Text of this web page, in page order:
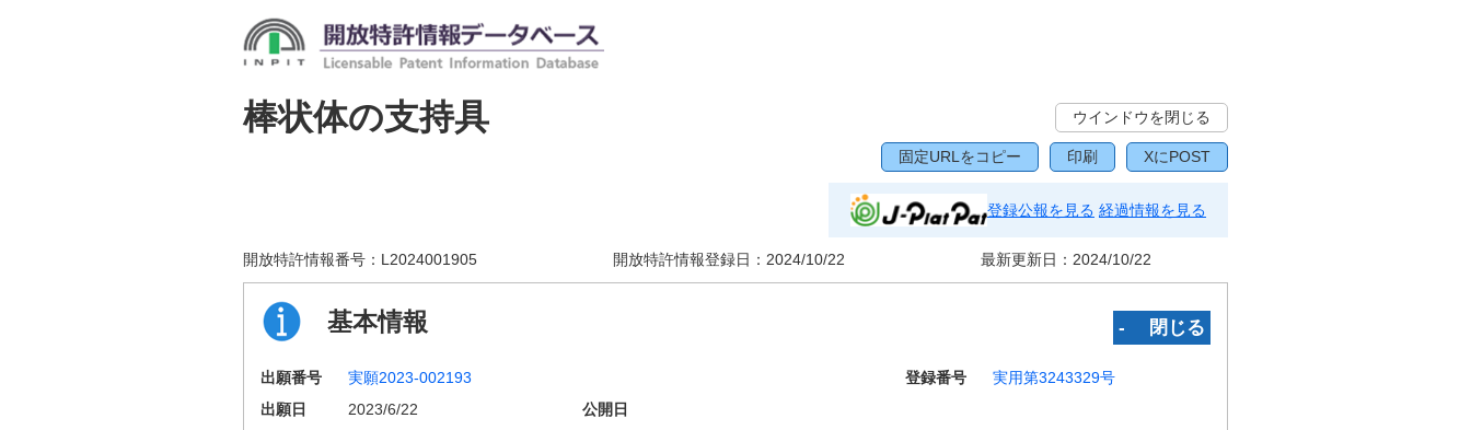
棒状体の支持具 ウインドウを閉じる
固定URLをコピー 印刷 XにPOST
登録公報を見る 経過情報を見る
開放特許情報番号： L2024001905 開放特許情報登録日： 2024/10/22 最新更新日： 2024/10/22
基本情報 ‐ 閉じる
出願番号 実願2023-002193 登録番号
実用第3243329号
出願日
2023/6/22
公開日